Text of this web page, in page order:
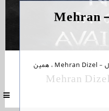
‏بوتیک مهران دیزل - Mehran
برای پیگیری اخبار بوتیک مهران دیزل - Mehran Dizel ، همین